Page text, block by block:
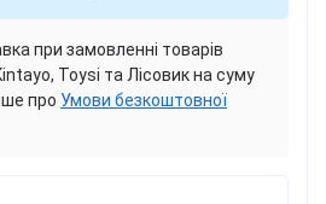
при замовленні товарів
Toysi та Лісовик на суму
про Умови безкоштовної